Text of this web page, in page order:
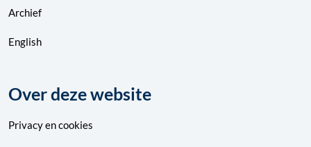
Archief
English
Over deze website
Privacyencookies